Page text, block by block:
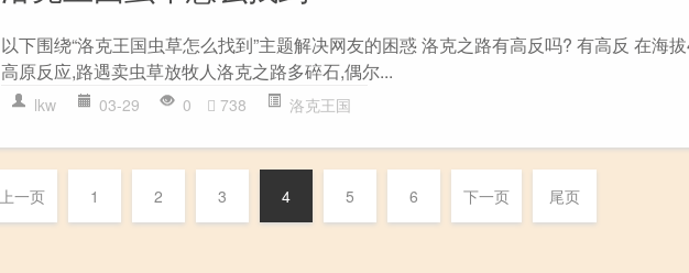
以下围绕“洛克王国虫草怎么找到”主题解决网友的困惑 洛克之路有高反吗? 有高反 在海
高原反应,路遇卖虫草放牧人洛克之路多碎石,偶尔...
lkw 03-29 0 738 洛克王国
上一页 1 2 3 4 5 6 下一页 尾页